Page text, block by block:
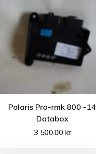
Polaris Pro-rmk 800 -14
Databox
3 500.00 kr